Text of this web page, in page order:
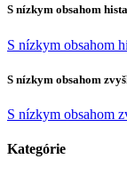
S nízkym obsahom
S nízkym obsahom
S nízkym obsahom
S nízkym obsahom
Kategórie